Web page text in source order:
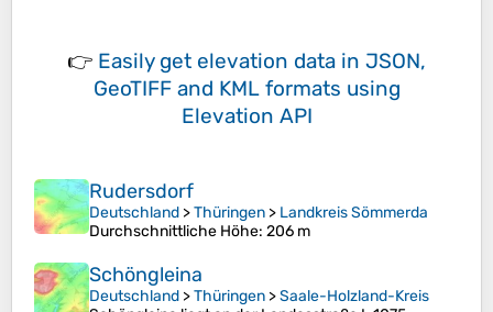
👉 Easily get elevation data in JSON,
GeoTIFF and KML formats using
Elevation API
Rudersdorf
Deutschland >Thüringen > Landkreis Sömmerda
Durchschnittliche Höhe: 206 m
Schöngleina
Deutschland >Thüringen >Saale-Holzland-Kreis